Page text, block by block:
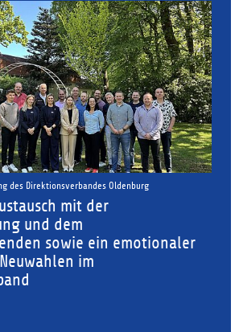
Oldenburg in Bewegung:
Starke Leistung bei der
2026
06. Juli 2026